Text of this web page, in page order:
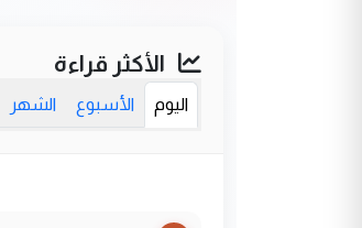
الأكثر قراءة
اليوم الأسبوع الشهر